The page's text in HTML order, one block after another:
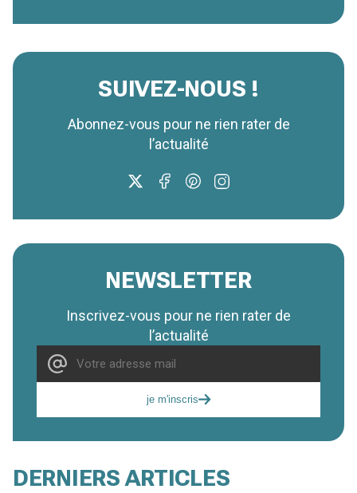
SUIVEZ-NOUS !
Abonnez-vous pour ne rien rater de
l’actualité
NEWSLETTER
Inscrivez-vous pour ne rien rater de
l’actualité
je m'inscris
DERNIERS ARTICLES